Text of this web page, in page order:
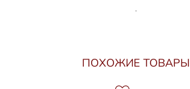
ПОХОЖИЕ ТОВАРЫ